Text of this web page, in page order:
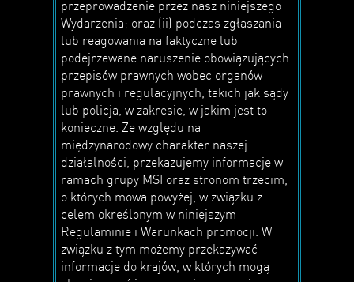
przeprowadzenie przez nasz niniejszego
Wydarzenia; oraz (ii) podczas zgłaszania
lub reagowania na faktyczne lub
podejrzewane naruszenie obowiązujących
przepisów prawnych wobec organów
prawnych i regulacyjnych, takich jak sądy
lub policja, w zakresie, w jakim jest to
konieczne. Ze względu na
międzynarodowy charakter naszej
działalności, przekazujemy informacje w
ramach grupy MSI oraz stronom trzecim,
o których mowa powyżej, w związku z
celem określonym w niniejszym
Regulaminie i Warunkach promocji. W
związku z tym możemy przekazywać
informacje do krajów, w których mogą